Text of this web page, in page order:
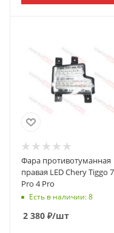
Фара противотуманная
правая LED Chery Tiggo 7
Pro 4 Pro
Есть в наличии: 8
2 380 ₽/шт